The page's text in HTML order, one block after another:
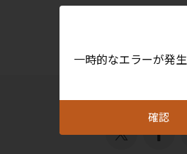
一時的なエラーが発生
確認